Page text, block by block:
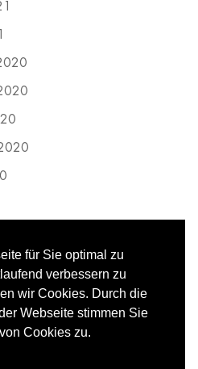
für Sie optimal zu
verbessern zu
wir Cookies. Durch die
Webseite stimmen Sie
Cookies zu.